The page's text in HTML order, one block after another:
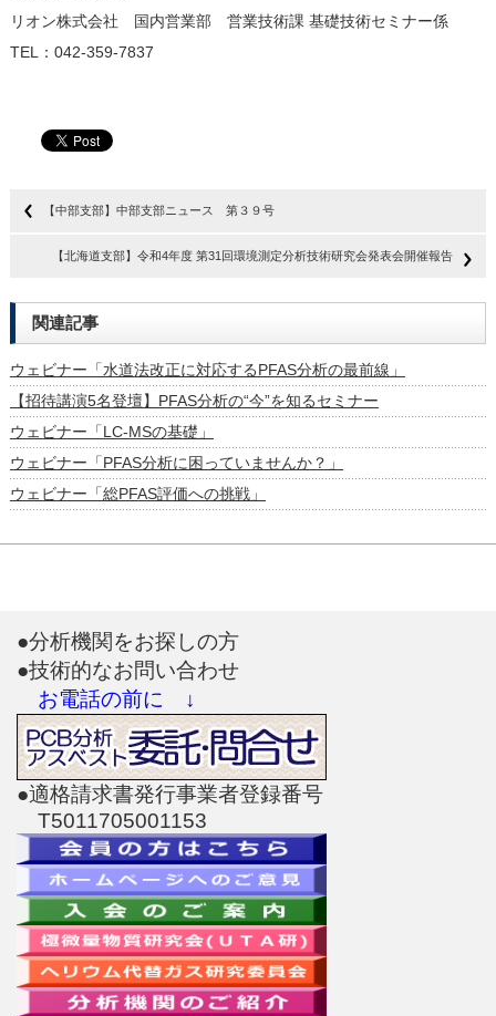
リオン株式会社 国内営業部 営業技術課 基礎技術セミナー係
TEL：042-359-7837
【中部支部】中部支部ニュース 第３９号
【北海道支部】令和4年度 第31回環境測定分析技術研究会発表会開催報告
関連記事
ウェビナー「水道法改正に対応するPFAS分析の最前線」
【招待講演5名登壇】PFAS分析の“今”を知るセミナー
ウェビナー「LC-MSの基礎」
ウェビナー「PFAS分析に困っていませんか？」
ウェビナー「総PFAS評価への挑戦」
●分析機関をお探しの方
●技術的なお問い合わせ
お電話の前に ↓
●適格請求書発行事業者登録番号
T5011705001153